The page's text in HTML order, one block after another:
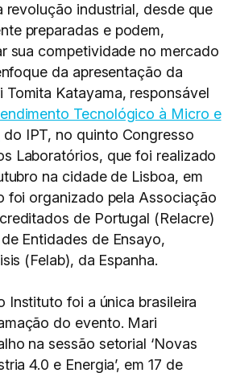
revolução industrial, desde que
preparadas e podem,
sua competividade no mercado
da apresentação da
Tomita Katayama, responsável
Tecnológico à Micro e
do IPT, no quinto Congresso
Laboratórios, que foi realizado
na cidade de Lisboa, em
foi organizado pela Associação
de Portugal (Relacre)
Entidades de Ensayo,
(Felab), da Espanha.
Instituto foi a única brasileira
do evento. Mari
na sessão setorial ‘Novas
4.0 e Energia’, em 17 de